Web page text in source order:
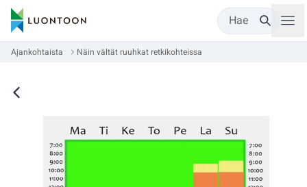
Hae
Ajankohtaista Näin vältät ruuhkat retkikohteissa